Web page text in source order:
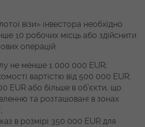
візи» інвестора необхідно
10 робочих місць або здійснити
операцій:
не менше 1 000 000 EUR;
вартістю від 500 000 EUR;
EUR або більше в об’єкти, що
та розташовані в зонах
в розмірі 350 000 EUR для